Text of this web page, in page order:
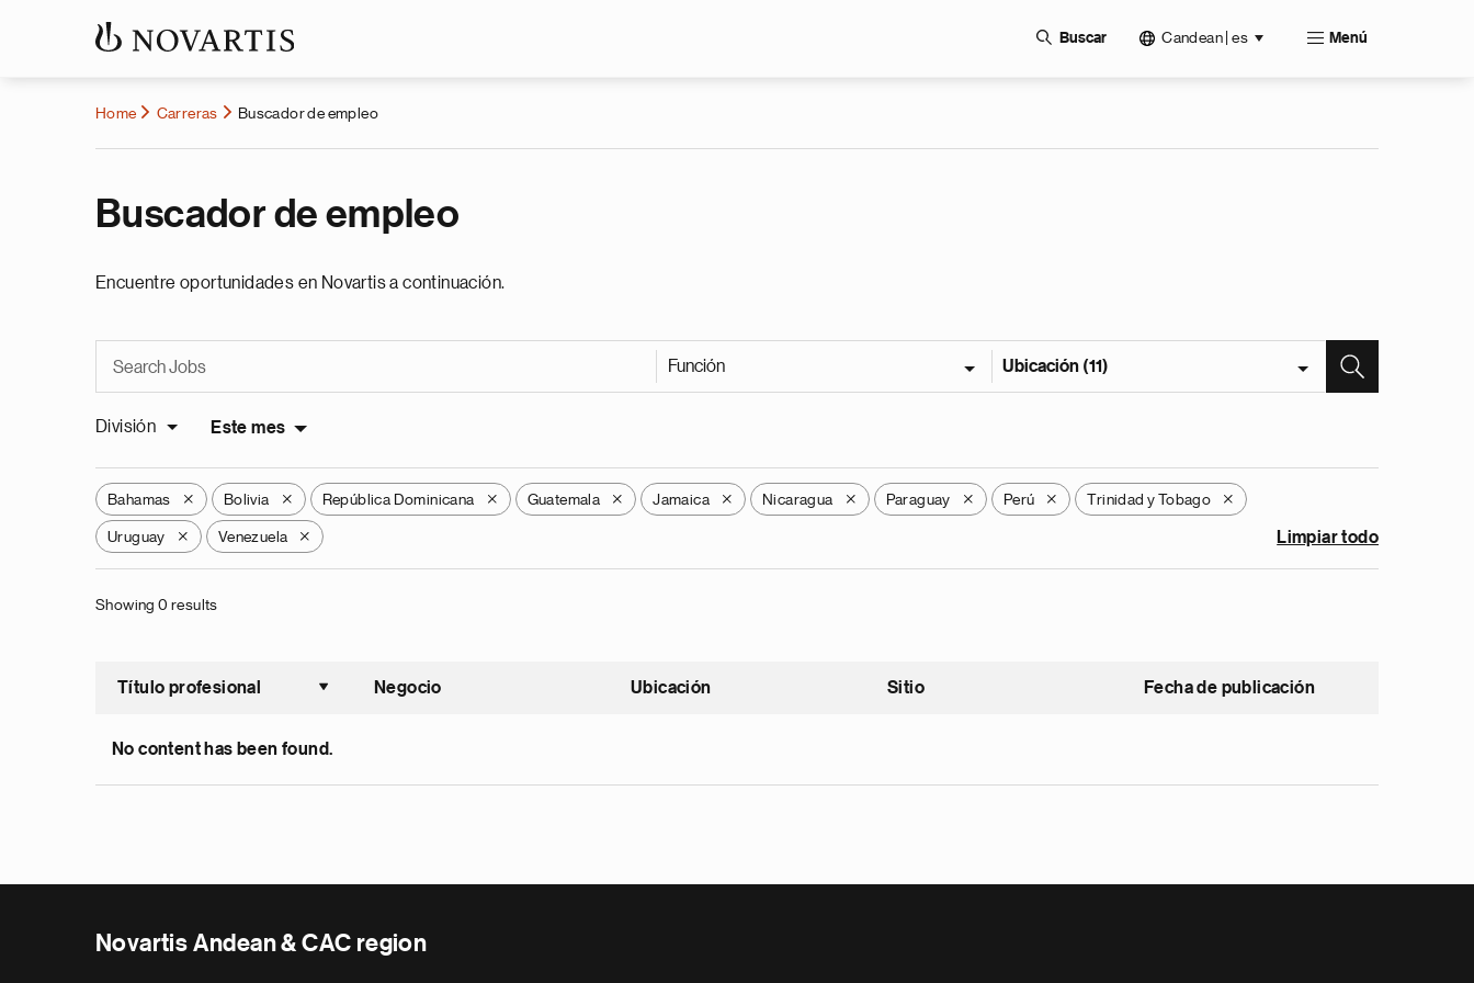
Buscar Candean | es Menú
Home Carreras Buscador de empleo
Buscador de empleo
Encuentre oportunidades en Novartis a continuación.
Función Ubicación (11)
División Este mes
Bahamas X Bolivia X República Dominicana X Guatemala X Jamaica X Nicaragua X Paraguay X Perú X Trinidad y Tobago X
Uruguay X Venezuela X Limpiar todo
Showing 0 results
Título profesional
Ordenar ascendente
Negocio Ubicación Sitio Fecha de publicación
No content has been found.
Novartis Andean & CAC region